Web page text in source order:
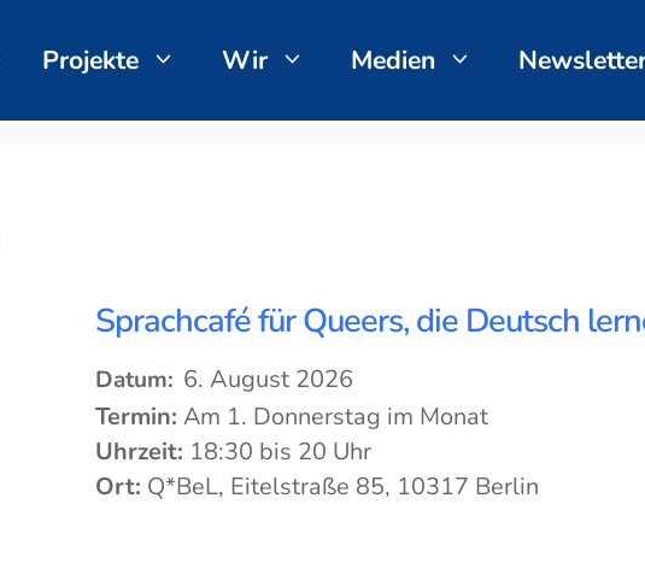
Projekte Wir Medien
Sprachcafé für Queers, die Deutsch
Datum: 6. August 2026
Termin: Am 1. Donnerstag im Monat
Uhrzeit: 18:30 bis 20 Uhr
Ort: Q*BeL, Eitelstraße 85, 10317 Berlin